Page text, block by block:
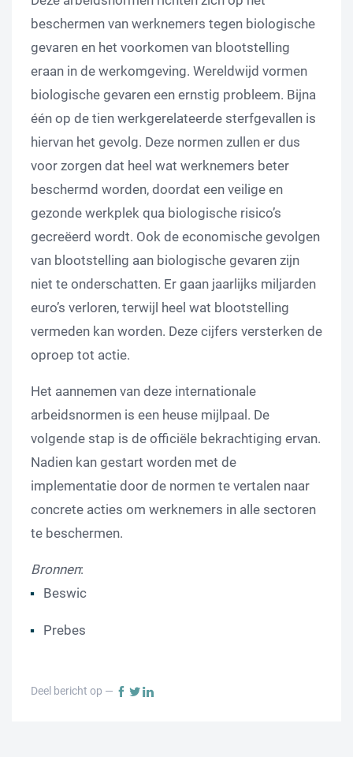
beschermen van werknemers tegen biologische
gevaren en het voorkomen van blootstelling
eraan in de werkomgeving. Wereldwijd vormen
biologische gevaren een ernstig probleem. Bijna
één op de tien werkgerelateerde sterfgevallen is
hiervan het gevolg. Deze normen zullen er dus
voor zorgen dat heel wat werknemers beter
beschermd worden, doordat een veilige en
gezonde werkplek qua biologische risico’s
gecreëerd wordt. Ook de economische gevolgen
van blootstelling aan biologische gevaren zijn
niet te onderschatten. Er gaan jaarlijks miljarden
euro’s verloren, terwijl heel wat blootstelling
vermeden kan worden. Deze cijfers versterken de
oproep tot actie.
Het aannemen van deze internationale
arbeidsnormen is een heuse mijlpaal. De
volgende stap is de officiële bekrachtiging ervan.
Nadien kan gestart worden met de
implementatie door de normen te vertalen naar
concrete acties om werknemers in alle sectoren
te beschermen.
Bronnen:
Beswic
Prebes
Deel bericht op —